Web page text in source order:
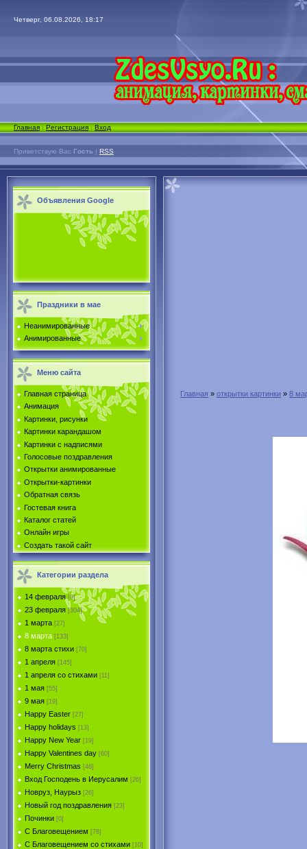
Четверг, 06.08.2026, 18:17
Главная|Регистрация|Вход
Приветствую Вас Гость | RSS
Объявления Google
Праздники в мае
Неанимированные
Анимированные
Меню сайта
Главная страница
Анимация
Картинки, рисунки
Картинки карандашом
Картинки с надписями
Голосовые поздравления
Открытки анимированные
Открытки-картинки
Обратная связь
Гостевая книга
Каталог статей
Онлайн игры
Создать такой сайт
Категории раздела
14 февраля [0]
23 февраля [304]
1 марта [27]
8 марта [133]
8 марта стихи [70]
1 апреля [145]
1 апреля со стихами [11]
1 мая [55]
9 мая [19]
Happy Easter [27]
Happy holidays [13]
Happy New Year [19]
Happy Valentines day [60]
Merry Christmas [46]
Вход Господень в Иерусалим [26]
Новруз, Наурыз [26]
Новый год поздравления [23]
Починки [0]
С Благовещением [78]
С Благовещением со стихами [10]
Главная » открытки картинки » 8